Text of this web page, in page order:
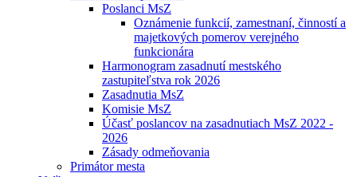
Poslanci MsZ
Oznámenie funkcií, zamestnaní, činností a
majetkových pomerov verejného
funkcionára
Harmonogram zasadnutí mestského
zastupiteľstva rok 2026
Zasadnutia MsZ
Komisie MsZ
Účasť poslancov na zasadnutiach MsZ 2022 -
2026
Zásady odmeňovania
Primátor mesta